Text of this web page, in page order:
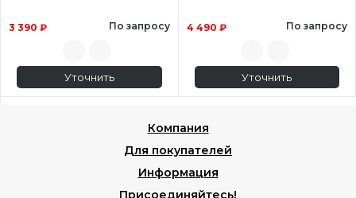
3 390 ₽ По запросу
Уточнить
4 490 ₽ По запросу
Уточнить
Компания
Для покупателей
Информация
Присоединяйтесь!